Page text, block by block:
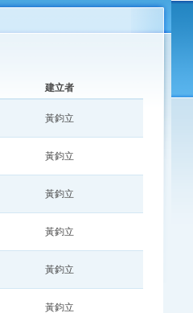
建立者
黃鈞立
黃鈞立
黃鈞立
黃鈞立
黃鈞立
黃鈞立